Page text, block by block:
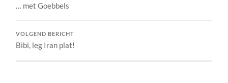
… met Goebbels
VOLGEND BERICHT
Bibi, leg Iran plat!